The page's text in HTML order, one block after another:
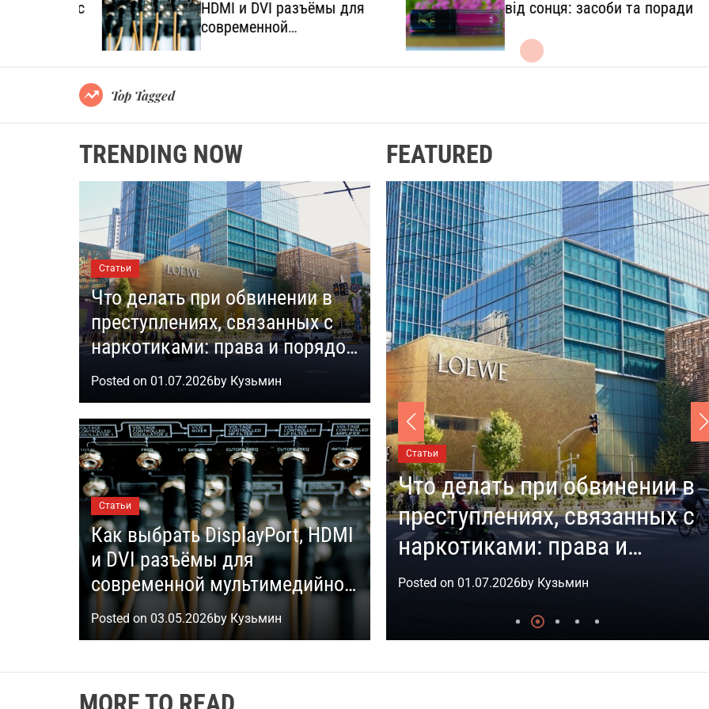
l
c
o
u
a
HDMI и DVI разъёмы для
современной
мультимедийной техники
від сонця: засоби та поради
Top Tagged
TRENDING NOW
Статьи
Что делать при обвинении в
преступлениях, связанных с
наркотиками: права и порядок
защиты
Posted on 01.07.2026by Кузьмин
Статьи
Как выбрать DisplayPort, HDMI
и DVI разъёмы для
современной мультимедийной
техники
Posted on 03.05.2026by Кузьмин
FEATURED
Статьи
Что делать при обвинении в
преступлениях, связанных с
наркотиками: права и
порядок защиты
Posted on 01.07.2026by Кузьмин